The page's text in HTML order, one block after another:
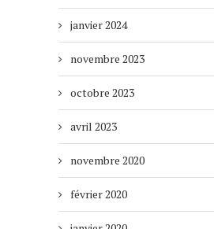
janvier 2024
novembre 2023
octobre 2023
avril 2023
novembre 2020
février 2020